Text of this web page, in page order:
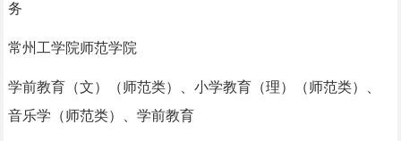
务
常州工学院师范学院
学前教育（文）（师范类）、小学教育（理）（师范类）、
音乐学（师范类）、学前教育